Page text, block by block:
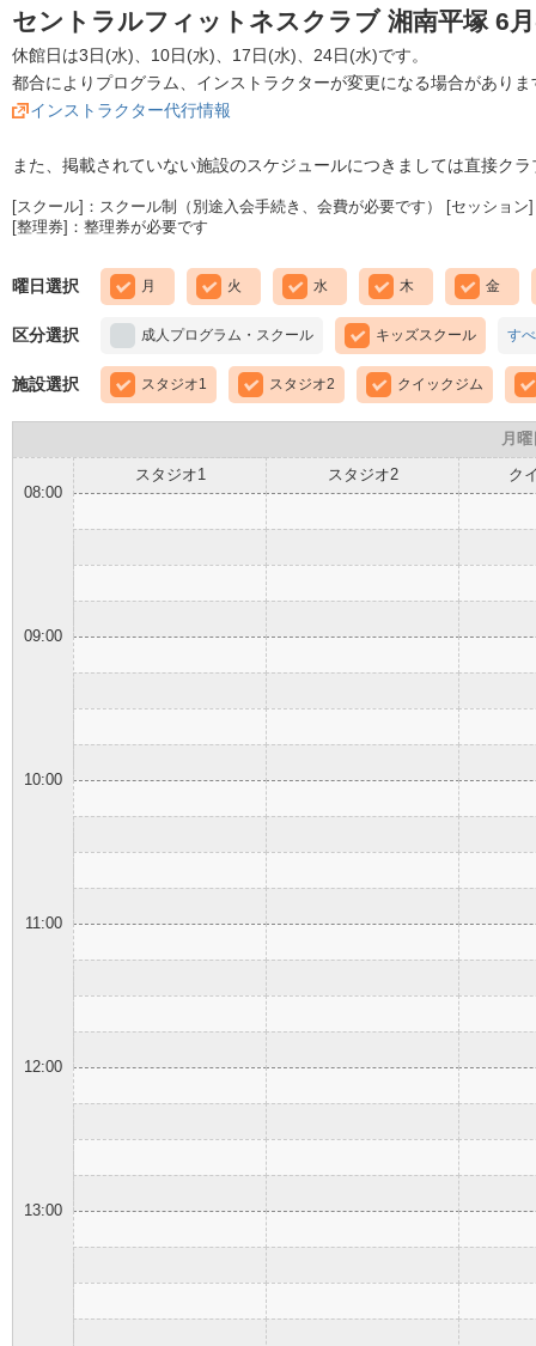
セントラルフィットネスクラブ 湘南平塚 6
休館日は3日(水)、10日(水)、17日(水)、24日(水)です。
都合によりプログラム、インストラクターが変更になる場合がありま
インストラクター代行情報
また、掲載されていない施設のスケジュールにつきましては直接ク
[スクール]：スクール制（別途入会手続き、会費が必要です） [セッショ
[整理券]：整理券が必要です
曜日選択 月 火 水 木 金
区分選択 成人プログラム・スクール キッズスクール す
施設選択 スタジオ1 スタジオ2 クイックジム
月曜
スタジオ1 スタジオ2
ク
08:00
09:00
10:00
11:00
12:00
13:00